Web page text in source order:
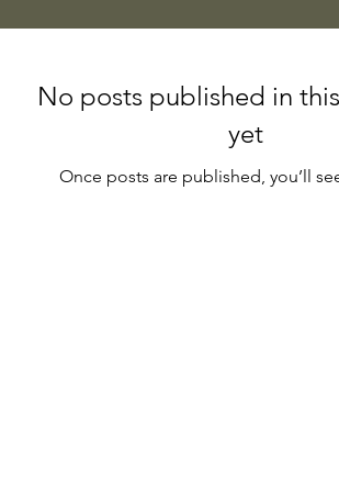
No posts published in
yet
Once posts are published, you’ll